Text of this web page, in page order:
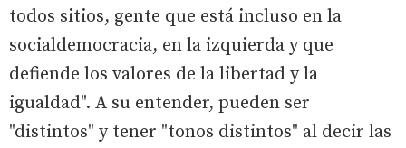
todos sitios, gente que está incluso en la
socialdemocracia, en la izquierda y que
defiende los valores de la libertad y la
igualdad". A su entender, pueden ser
"distintos" y tener "tonos distintos" al decir las